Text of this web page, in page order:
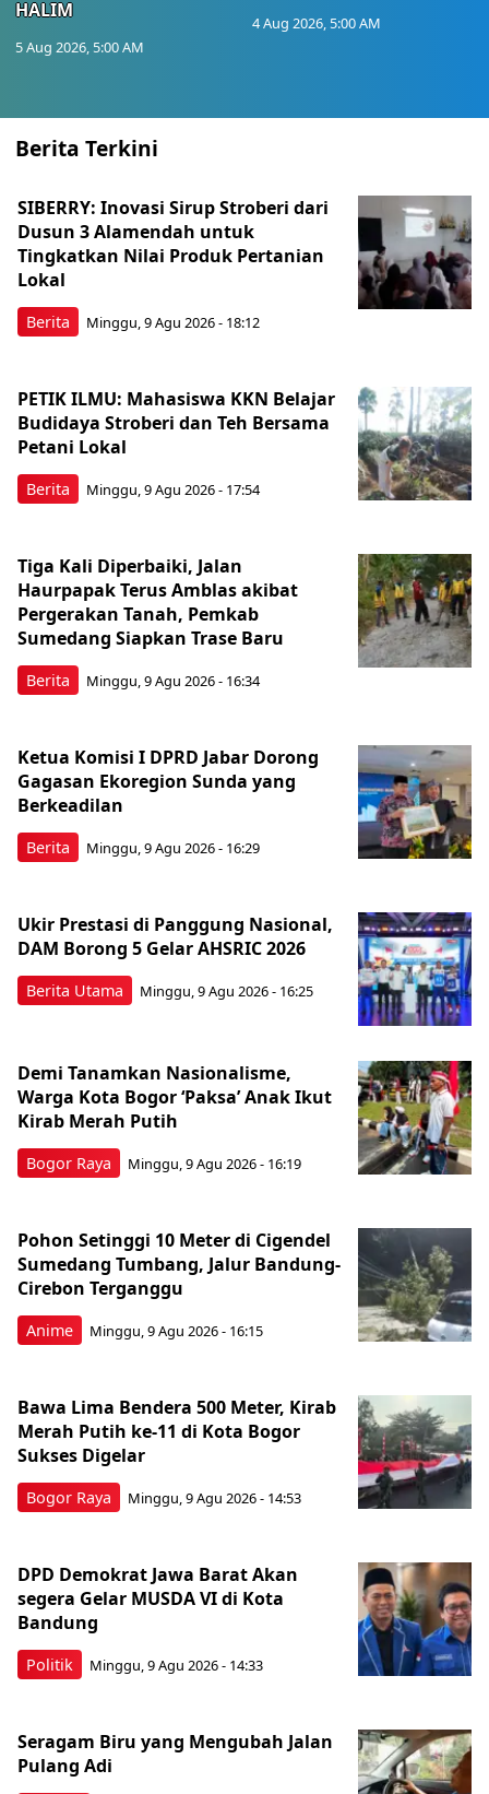
HALIM
5 Aug 2026, 5:00 AM
4 Aug 2026, 5:00 AM
Berita Terkini
Berita
SIBERRY: Inovasi Sirup Stroberi dari
Dusun 3 Alamendah untuk
Tingkatkan Nilai Produk Pertanian
Lokal
Minggu, 9 Agu 2026 - 18:12
Berita
PETIK ILMU: Mahasiswa KKN Belajar
Budidaya Stroberi dan Teh Bersama
Petani Lokal
Minggu, 9 Agu 2026 - 17:54
Berita
Tiga Kali Diperbaiki, Jalan
Haurpapak Terus Amblas akibat
Pergerakan Tanah, Pemkab
Sumedang Siapkan Trase Baru
Minggu, 9 Agu 2026 - 16:34
Berita
Ketua Komisi I DPRD Jabar Dorong
Gagasan Ekoregion Sunda yang
Berkeadilan
Minggu, 9 Agu 2026 - 16:29
Berita Utama
Ukir Prestasi di Panggung Nasional,
DAM Borong 5 Gelar AHSRIC 2026
Minggu, 9 Agu 2026 - 16:25
Bogor Raya
Demi Tanamkan Nasionalisme,
Warga Kota Bogor ‘Paksa’ Anak Ikut
Kirab Merah Putih
Minggu, 9 Agu 2026 - 16:19
Anime
Pohon Setinggi 10 Meter di Cigendel
Sumedang Tumbang, Jalur Bandung-
Cirebon Terganggu
Minggu, 9 Agu 2026 - 16:15
Bogor Raya
Bawa Lima Bendera 500 Meter, Kirab
Merah Putih ke-11 di Kota Bogor
Sukses Digelar
Minggu, 9 Agu 2026 - 14:53
Politik
DPD Demokrat Jawa Barat Akan
segera Gelar MUSDA VI di Kota
Bandung
Minggu, 9 Agu 2026 - 14:33
Seragam Biru yang Mengubah Jalan
Pulang Adi